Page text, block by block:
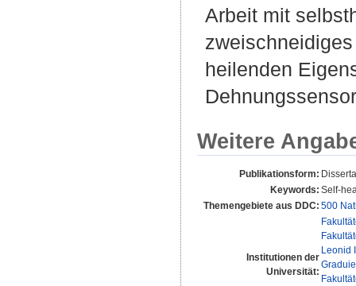
Arbeit mit
heilenden
Weitere
Publikationsform:
Keywords: Self-
Themengebiete aus DDC: 500
Institutionen der
Universität:
Leonid